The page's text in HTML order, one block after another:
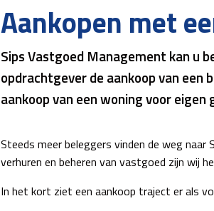
Aankopen met
Sips Vastgoed Management kan u
opdrachtgever de aankoop van een
aankoop van een woning voor
Steeds meer beleggers vinden de weg naar
verhuren en beheren van vastgoed zijn wij
In het kort ziet een aankoop traject er als